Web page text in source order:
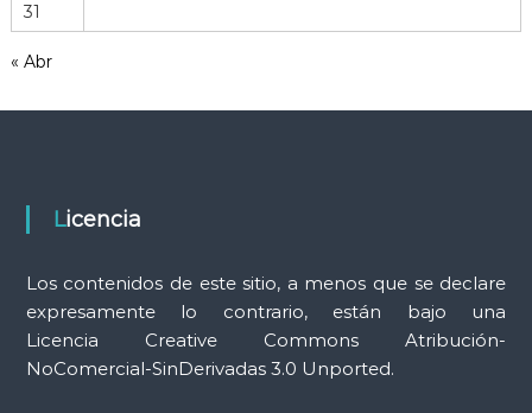
m
i
n
31
« Abr
Licencia
Los contenidos de este sitio, a menos que se declare
expresamente lo contrario, están bajo una
Licencia Creative Commons Atribución-
NoComercial-SinDerivadas 3.0 Unported.